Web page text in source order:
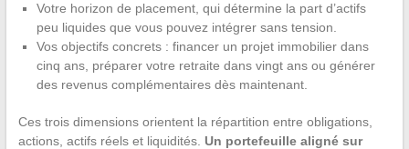
Votre horizon de placement, qui détermine la part d’actifs
peu liquides que vous pouvez intégrer sans tension.
Vos objectifs concrets : financer un projet immobilier dans
cinq ans, préparer votre retraite dans vingt ans ou générer
des revenus complémentaires dès maintenant.
Ces trois dimensions orientent la répartition entre obligations,
actions, actifs réels et liquidités. Un portefeuille aligné sur